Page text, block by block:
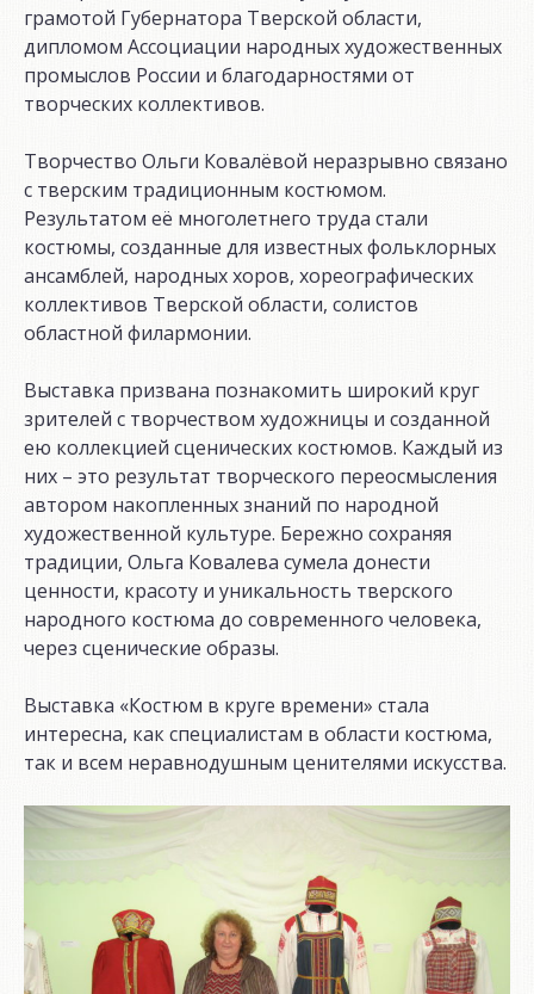
грамотой Губернатора Тверской области,
дипломом Ассоциации народных художественных
промыслов России и благодарностями от
творческих коллективов.
Творчество Ольги Ковалёвой неразрывно связано
с тверским традиционным костюмом.
Результатом её многолетнего труда стали
костюмы, созданные для известных фольклорных
ансамблей, народных хоров, хореографических
коллективов Тверской области, солистов
областной филармонии.
Выставка призвана познакомить широкий круг
зрителей с творчеством художницы и созданной
ею коллекцией сценических костюмов. Каждый из
них – это результат творческого переосмысления
автором накопленных знаний по народной
художественной культуре. Бережно сохраняя
традиции, Ольга Ковалева сумела донести
ценности, красоту и уникальность тверского
народного костюма до современного человека,
через сценические образы.
Выставка «Костюм в круге времени» стала
интересна, как специалистам в области костюма,
так и всем неравнодушным ценителями искусства.